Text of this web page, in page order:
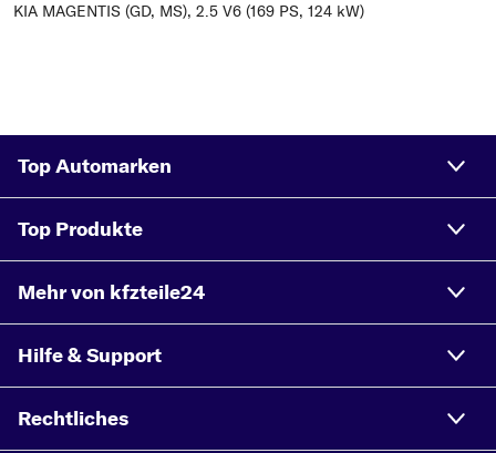
KIA MAGENTIS (GD, MS), 2.5 V6 (169 PS, 124 kW)
Top Automarken
Top Produkte
Mehr von kfzteile24
Hilfe & Support
Rechtliches